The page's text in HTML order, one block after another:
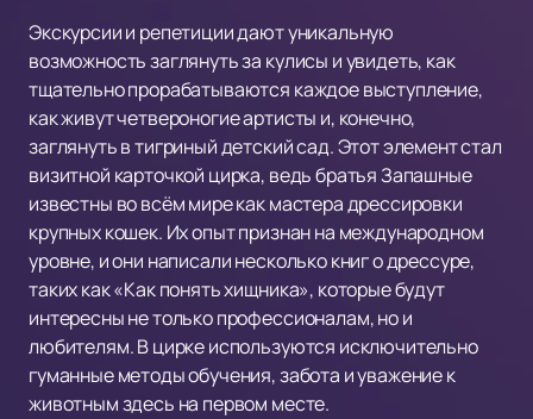
Экскурсии и репетиции дают уникальную
возможность заглянуть за кулисы и увидеть, как
тщательно прорабатываются каждое выступление,
как живут четвероногие артисты и, конечно,
заглянуть в тигриный детский сад. Этот элемент стал
визитной карточкой цирка, ведь братья Запашные
известны во всём мире как мастера дрессировки
крупных кошек. Их опыт признан на международном
уровне, и они написали несколько книг о дрессуре,
таких как «Как понять хищника», которые будут
интересны не только профессионалам, но и
любителям. В цирке используются исключительно
гуманные методы обучения, забота и уважение к
животным здесь на первом месте.